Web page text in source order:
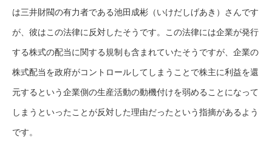
は三井財閥の有力者である池田成彬（いけだしげあき）さんです
が、彼はこの法律に反対したそうです。この法律には企業が発行
する株式の配当に関する規制も含まれていたそうですが、企業の
株式配当を政府がコントロールしてしまうことで株主に利益を還
元するという企業側の生産活動の動機付けを弱めることになって
しまうといったことが反対した理由だったという指摘があるよう
です。